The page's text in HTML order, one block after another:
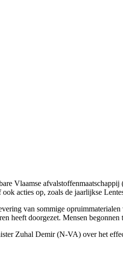
Vlaamse
acties op, zoals de jaarlijkse
van sommige
heeft doorgezet. Mensen
Zuhal Demir (N-VA) over het